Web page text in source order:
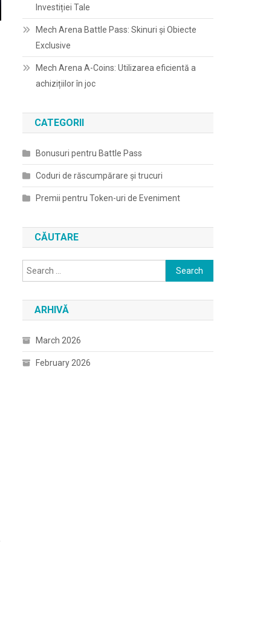
Investiției Tale
Mech Arena Battle Pass: Skinuri și Obiecte
Exclusive
Mech Arena A-Coins: Utilizarea eficientă a
achizițiilor în joc
CATEGORII
Bonusuri pentru Battle Pass
Coduri de răscumpărare și trucuri
Premii pentru Token-uri de Eveniment
CĂUTARE
Search
for:
ARHIVĂ
March 2026
February 2026